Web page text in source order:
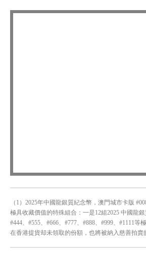
（1）2025年中國龍銀質紀念幣，澳門城市卡版
極具收藏價值的特殊組合：一是12組2025 中國龍
#444、#555、#666、#777、#888、#999、#1111
在香港提貨却未領取的份額，也將被納入慈善拍